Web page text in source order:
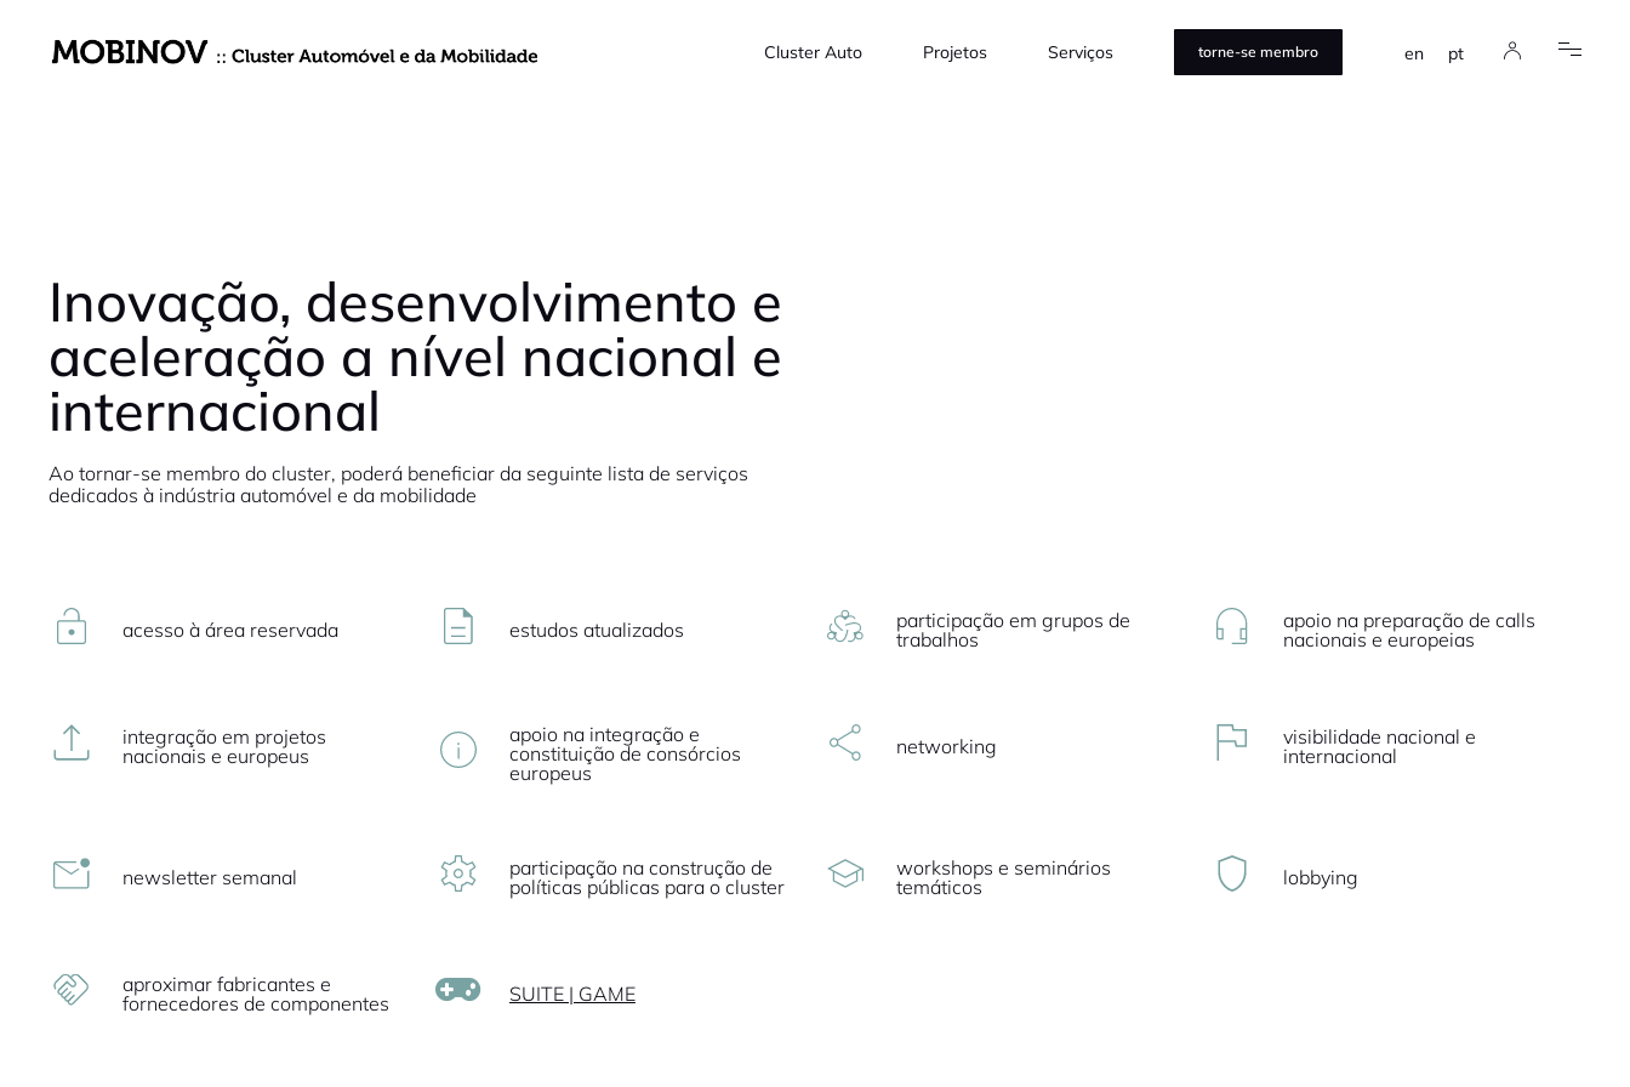
Cluster Auto Projetos Serviços torne-se membro en pt
Inovação, desenvolvimento e
aceleração a nível nacional e
internacional
Ao tornar-se membro do cluster, poderá beneficiar da seguinte lista de serviços
dedicados à indústria automóvel e da mobilidade
acesso à área reservada estudos atualizados
participação em grupos de
trabalhos
apoio na preparação de calls
nacionais e europeias
integração em projetos
nacionais e europeus
apoio na integração e
constituição de consórcios
europeus
networking
visibilidade nacional e
internacional
newsletter semanal
participação na construção de
políticas públicas para o cluster
workshops e seminários
temáticos
lobbying
aproximar fabricantes e
fornecedores de componentes
SUITE | GAME